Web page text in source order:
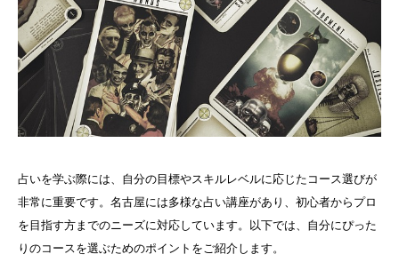
占いを学ぶ際には、自分の目標やスキルレベルに応じたコース選びが
非常に重要です。名古屋には多様な占い講座があり、初心者からプロ
を目指す方までのニーズに対応しています。以下では、自分にぴった
りのコースを選ぶためのポイントをご紹介します。